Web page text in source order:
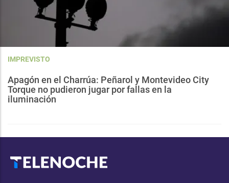
IMPREVISTO
Apagón en el Charrúa: Peñarol y Montevideo City
Torque no pudieron jugar por fallas en la
iluminación